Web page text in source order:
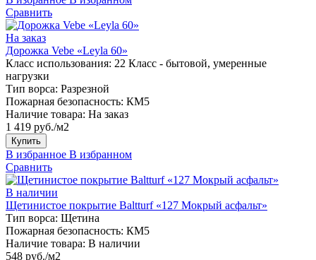
Сравнить
На заказ
Дорожка Vebe «Leyla 60»
Класс использования: 22 Класс - бытовой, умеренные
нагрузки
Тип ворса: Разрезной
Пожарная безопасность: КМ5
Наличие товара: На заказ
1 419 руб./м2
Купить
В избранное В избранном
Сравнить
В наличии
Щетинистое покрытие Baltturf «127 Мокрый асфальт»
Тип ворса: Щетина
Пожарная безопасность: КМ5
Наличие товара: В наличии
548 руб./м2